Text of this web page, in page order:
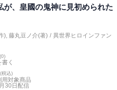
が、皇國の鬼神に見初められた
), 藤丸豆ノ介(著) / 異世界ヒロインファン
(0)
く
(税込)
用対象商品
30日 配信